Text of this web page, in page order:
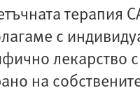
терапия
с
лекарство
на